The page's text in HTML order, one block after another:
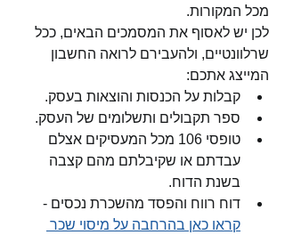
מכל המקורות.
לכן יש לאסוף את המסמכים הבאים, ככל
שרלוונטיים, ולהעבירם לרואה החשבון
המייצג אתכם:
קבלות על הכנסות והוצאות בעסק.
ספר תקבולים ותשלומים של העסק.
טופסי 106 מכל המעסיקים אצלם
עבדתם או שקיבלתם מהם קצבה
בשנת הדוח.
דוח רווח והפסד מהשכרת נכסים -
קראו כאן בהרחבה על מיסוי שכר